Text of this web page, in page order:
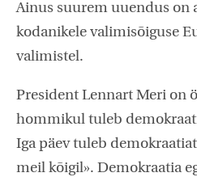
Ainus suurem uuendus on
kodanikele valimisõiguse
valimistel.
President Lennart Meri on
hommikul tuleb
Iga päev tuleb
meil kõigil». Demokraatia